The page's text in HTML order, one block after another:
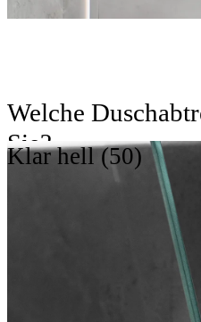
Welche
Sie?
Klar hell (50)